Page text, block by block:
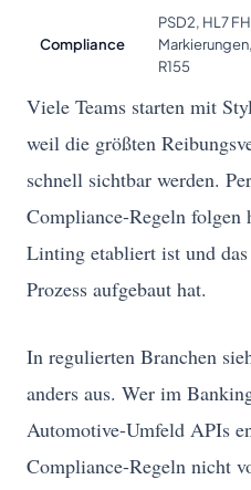
Compliance
PSD2, HL7
R155
Viele Teams starten mit
weil die größten
schnell sichtbar werden.
Compliance-Regeln folgen
Linting etabliert ist und
Prozess aufgebaut hat.
In regulierten Branchen
anders aus. Wer im
Automotive-Umfeld APIs
Compliance-Regeln nicht